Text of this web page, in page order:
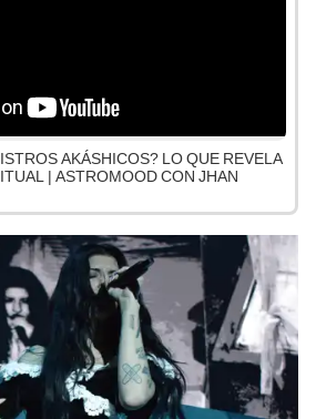
AKÁSHICOS? LO QUE REVELA
| ASTROMOOD CON JHAN